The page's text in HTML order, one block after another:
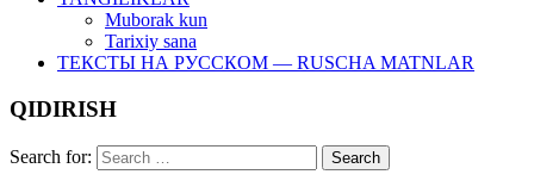
Muborak kun
Tarixiy sana
ТЕКСТЫ НА РУССКОМ — RUSCHA MATNLAR
QIDIRISH
Search for: